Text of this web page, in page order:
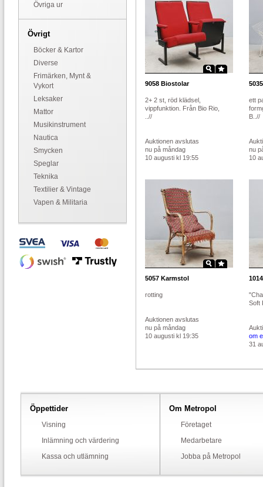
Övriga ur
Övrigt
Böcker & Kartor
Diverse
Frimärken, Mynt &
Vykort
Leksaker
Mattor
Musikinstrument
Nautica
Smycken
Speglar
Teknika
Textilier & Vintage
Vapen & Militaria
9058 Biostolar
2+ 2 st, röd klädsel,
vippfunktion. Från Bio Rio,
..//
Auktionen avslutas
nu på måndag
10 augusti kl 19:55
5035
ett
B..//
nu
10
5057 Karmstol
rotting
Auktionen avslutas
nu på måndag
10 augusti kl 19:35
1014
Soft
om
31
Öppettider
Visning
Inlämning och värdering
Kassa och utlämning
Om Metropol
Företaget
Medarbetare
Jobba på Metropol